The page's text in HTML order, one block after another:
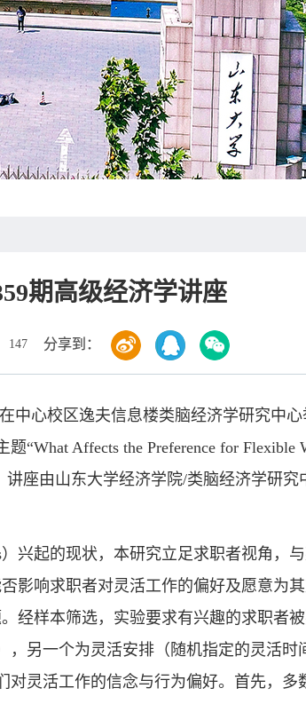
期高级经济学讲座
147 分享到：
中心校区逸夫信息楼类脑经济学研究中
Affects the Preference for Flexible
讲座由山东大学经济学院/类脑经济学研
兴起的现状，本研究立足求职者视角，
影响求职者对灵活工作的偏好及愿意为
经样本筛选，实验要求有兴趣的求职者
另一个为灵活安排（随机指定的灵活时
灵活工作的信念与行为偏好。首先，多